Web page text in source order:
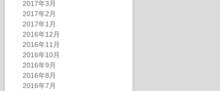
2017年3月
2017年2月
2017年1月
2016年12月
2016年11月
2016年10月
2016年9月
2016年8月
2016年7月